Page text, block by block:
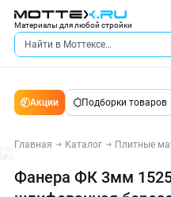
Материалы для любой стройки
Акции Подборки товаров
Главная Каталог Плитные
Фанера ФК 3мм